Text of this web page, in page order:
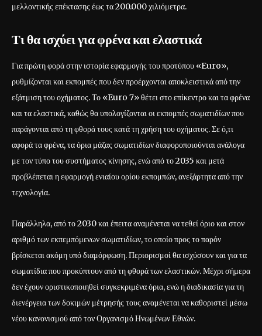
μελλοντικής επέκτασης έως τα 200.000 χιλιόμετρα.
Τι θα ισχύει για φρένα και ελαστικά
Για πρώτη φορά στην ιστορία εφαρμογής του προτύπου «Euro»,
ρυθμίζονται και εκπομπές που δεν προέρχονται αποκλειστικά από την
εξάτμιση του οχήματος. Το «Euro 7» θέτει στο επίκεντρο και τα φρένα
και τα ελαστικά, καθώς θα υπολογίζονται οι εκπομπές σωματιδίων που
παράγονται από τη φθορά τους κατά τη χρήση του οχήματος. Σε ό,τι
αφορά τα φρένα, τα όρια μάζας σωματιδίων διαφοροποιούνται ανάλογα
με τον τύπο του συστήματος κίνησης, ενώ από το 2035 και μετά
προβλέπεται η εφαρμογή ενιαίου ορίου εκπομπών, ανεξάρτητα από την
τεχνολογία.
Παράλληλα, από το 2030 και έπειτα αναμένεται να τεθεί όριο και στον
αριθμό των εκπεμπόμενων σωματιδίων, το οποίο προς το παρόν
βρίσκεται ακόμη υπό διαμόρφωση. Περιορισμοί θα ισχύσουν και για τα
σωματίδια που προκύπτουν από τη φθορά των ελαστικών. Μέχρι σήμερα
δεν έχουν οριστικοποιηθεί συγκεκριμένα όρια, ενώ η διαδικασία για τη
διενέργεια των δοκιμών μέτρησής τους αναμένεται να καθοριστεί μέσω
νέου κανονισμού από τον Οργανισμό Ηνωμένων Εθνών.